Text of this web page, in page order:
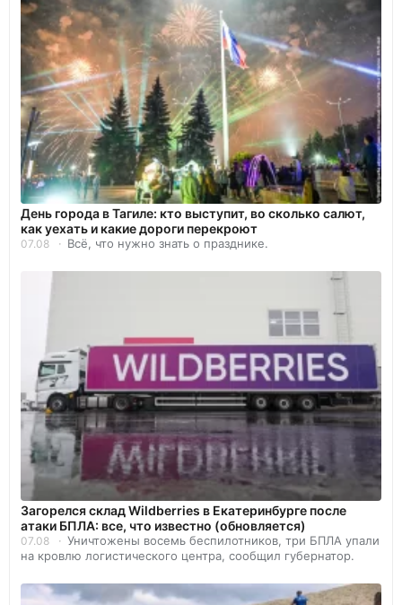
День города в Тагиле: кто выступит, во сколько салют,
как уехать и какие дороги перекроют
07.08 Всё, что нужно знать о празднике.
Загорелся склад Wildberries в Екатеринбурге после
атаки БПЛА: все, что известно (обновляется)
07.08
Уничтожены восемь беспилотников, три БПЛА упали
на кровлю логистического центра, сообщил губернатор.